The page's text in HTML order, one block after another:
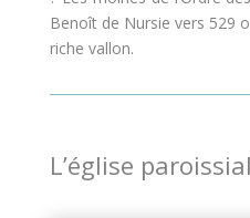
Benoît de Nursie vers 529
riche vallon.
L’église